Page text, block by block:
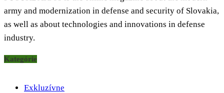
army and modernization in defense and security of Slovakia,
as well as about technologies and innovations in defense
industry.
Kategórie
Exkluzívne